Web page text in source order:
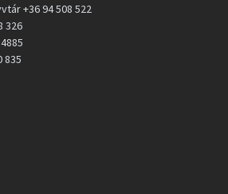
+36 94 508 522
326
835